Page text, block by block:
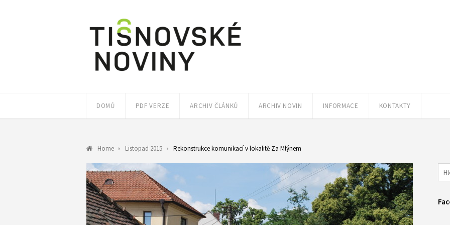
DOMŮ PDF VERZE ARCHIV ČLÁNKŮ ARCHIV NOVIN INFORMACE KONTAKTY
Home Listopad 2015 Rekonstrukce komunikací v lokalitě Za Mlýnem